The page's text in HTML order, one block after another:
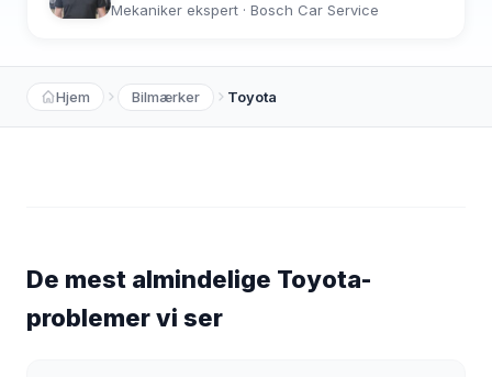
Mekaniker ekspert · Bosch Car Service
Hjem Bilmærker Toyota
De mest almindelige Toyota-
problemer vi ser